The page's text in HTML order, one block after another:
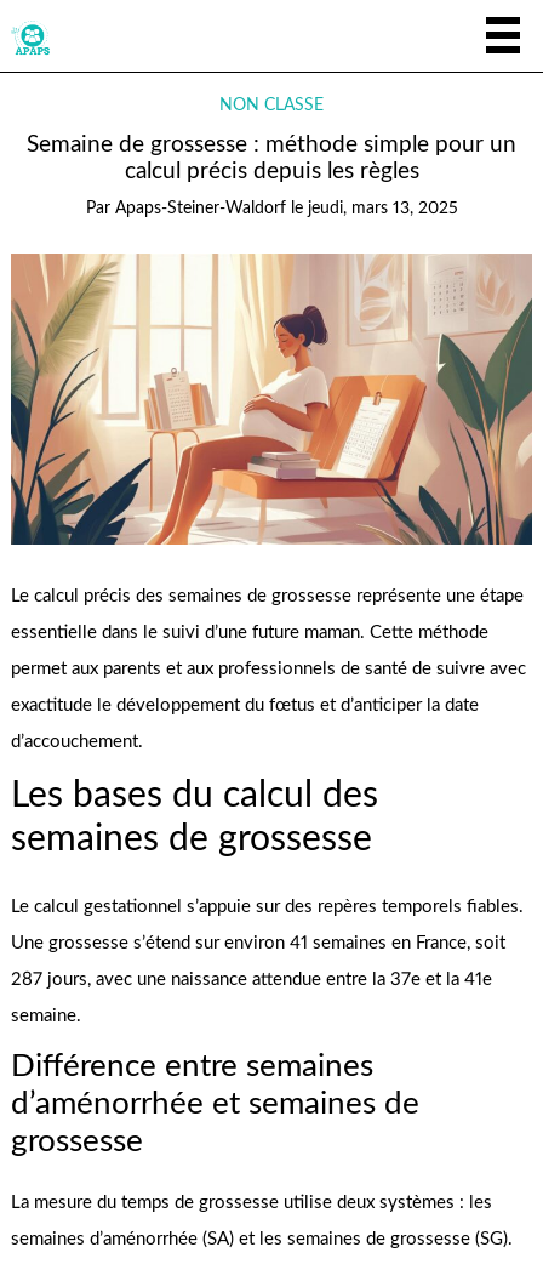
NON CLASSÉ
Semaine de grossesse : méthode simple pour un
calcul précis depuis les règles
Par Apaps-Steiner-Waldorf le jeudi, mars 13, 2025
Le calcul précis des semaines de grossesse représente une étape
essentielle dans le suivi d’une future maman. Cette méthode
permet aux parents et aux professionnels de santé de suivre avec
exactitude le développement du fœtus et d’anticiper la date
d’accouchement.
Les bases du calcul des
semaines de grossesse
Le calcul gestationnel s’appuie sur des repères temporels fiables.
Une grossesse s’étend sur environ 41 semaines en France, soit
287 jours, avec une naissance attendue entre la 37e et la 41e
semaine.
Différence entre semaines
d’aménorrhée et semaines de
grossesse
La mesure du temps de grossesse utilise deux systèmes : les
semaines d’aménorrhée (SA) et les semaines de grossesse (SG).